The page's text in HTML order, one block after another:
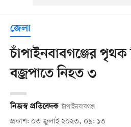
জেলা
চাঁপাইনবাবগঞ্জের পৃথক
বজ্রপাতে নিহত ৩
নিজস্ব প্রতিবেদক চাঁপাইনবাবগঞ্জ
প্রকাশ: ০৩ জুলাই ২০২৩, ০৯: ১৩